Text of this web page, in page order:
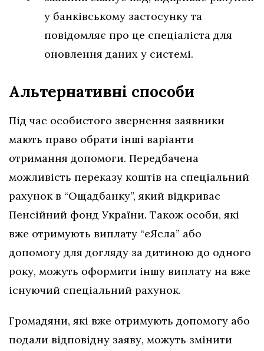
у банківському застосунку та
повідомляє про це спеціаліста для
оновлення даних у системі.
Альтернативні способи
Під час особистого звернення заявники
мають право обрати інші варіанти
отримання допомоги. Передбачена
можливість переказу коштів на спеціальний
рахунок в “Ощадбанку”, який відкриває
Пенсійний фонд України. Також особи, які
вже отримують виплату “єЯсла” або
допомогу для догляду за дитиною до одного
року, можуть оформити іншу виплату на вже
існуючий спеціальний рахунок.
Громадяни, які вже отримують допомогу або
подали відповідну заяву, можуть змінити